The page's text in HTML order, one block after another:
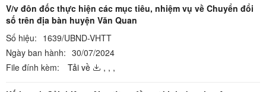
V/v đôn đốc thực hiện các mục tiêu, nhiệm vụ về Chuyển đổi
số trên địa bàn huyện Văn Quan
Số hiệu: 1639/UBND-VHTT
Ngày ban hành: 30/07/2024
File đính kèm:
Tải về , , ,